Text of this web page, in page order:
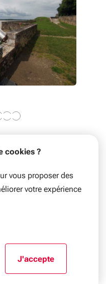
cookies ?
vous proposer des
votre expérience
cookies
J'accepte
l'utilisation de
Aller au début du contenu